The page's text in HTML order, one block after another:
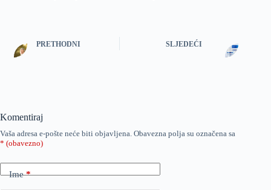
PRETHODNI SLJEDEĆI
Komentiraj
Vaša adresa e-pošte neće biti objavljena. Obavezna polja su označena sa
* (obavezno)
Ime*